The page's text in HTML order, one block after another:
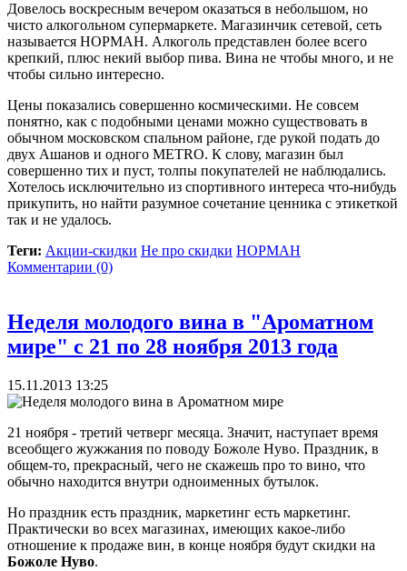
Довелось воскресным вечером оказаться в небольшом, но
чисто алкогольном супермаркете. Магазинчик сетевой, сеть
называется НОРМАН. Алкоголь представлен более всего
крепкий, плюс некий выбор пива. Вина не чтобы много, и не
чтобы сильно интересно.
Цены показались совершенно космическими. Не совсем
понятно, как с подобными ценами можно существовать в
обычном московском спальном районе, где рукой подать до
двух Ашанов и одного METRO. К слову, магазин был
совершенно тих и пуст, толпы покупателей не наблюдались.
Хотелось исключительно из спортивного интереса что-нибудь
прикупить, но найти разумное сочетание ценника с этикеткой
так и не удалось.
Теги: Акции-скидки Не про скидки НОРМАН
Комментарии (0)
Неделя молодого вина в "Ароматном
мире" с 21 по 28 ноября 2013 года
15.11.2013 13:25
21 ноября - третий четверг месяца. Значит, наступает время
всеобщего жужжания по поводу Божоле Нуво. Праздник, в
общем-то, прекрасный, чего не скажешь про то вино, что
обычно находится внутри одноименных бутылок.
Но праздник есть праздник, маркетинг есть маркетинг.
Практически во всех магазинах, имеющих какое-либо
отношение к продаже вин, в конце ноября будут скидки на
Божоле Нуво.